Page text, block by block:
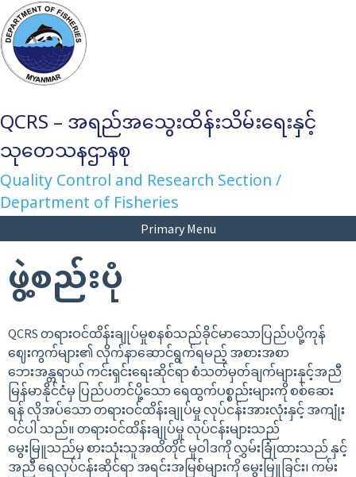
Skip
to
content
QCRS – အရည်အသွေးထိန်းသိမ်းရေးနှင့်
သုတေသနဌာနစု
Quality Control and Research Section /
Department of Fisheries
Primary Menu
ဖွဲ့စည်းပုံ
QCRS တရားဝင်ထိန်းချုပ်မှုစနစ်သည်ခိုင်မာသောပြည်ပပို့ကုန်
ဈေးကွက်များ၏ လိုက်နာဆောင်ရွက်ရမည့် အစားအစာ
ဘေးအန္တရာယ် ကင်းရှင်းရေးဆိုင်ရာ စံသတ်မှတ်ချက်များနှင့်အညီ
မြန်မာနိုင်ငံမှ ပြည်ပတင်ပို့သော ရေထွက်ပစ္စည်းများကို စစ်ဆေး
ရန် လိုအပ်သော တရားဝင်ထိန်းချုပ်မှု လုပ်ငန်းအားလုံးနှင့် အကျုံး
ဝင်ပါ သည်။ တရားဝင်ထိန်းချုပ်မှု လုပ်ငန်းများသည်
မွေးမြူသည်မှ စားသုံးသူအထိတိုင် မူဝါဒကို လွှမ်းခြုံထားသည် နှင့်
အညီ ရေလုပ်ငန်းဆိုင်ရာ အရင်းအမြစ်များကို မွေးမြူခြင်း၊ ကမ်း